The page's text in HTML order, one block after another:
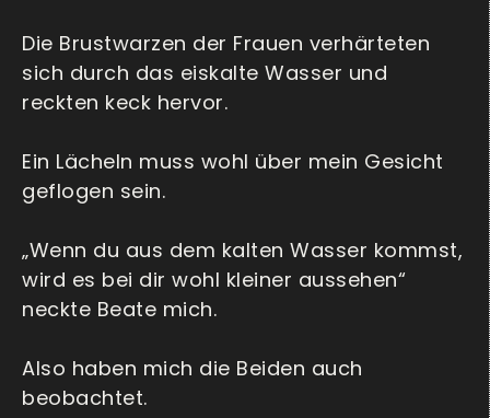
Die Brustwarzen der Frauen verhärteten
sich durch das eiskalte Wasser und
reckten keck hervor.
Ein Lächeln muss wohl über mein Gesicht
geflogen sein.
„Wenn du aus dem kalten Wasser kommst,
wird es bei dir wohl kleiner aussehen“
neckte Beate mich.
Also haben mich die Beiden auch
beobachtet.